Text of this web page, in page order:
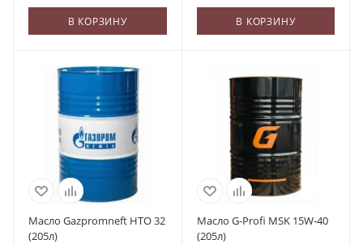
В КОРЗИНУ В КОРЗИНУ
Масло Gazpromneft HTO 32
(205л)
Масло G-Profi MSK 15W-40
(205л)